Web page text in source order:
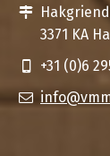
3371 KA
+31 (0)6